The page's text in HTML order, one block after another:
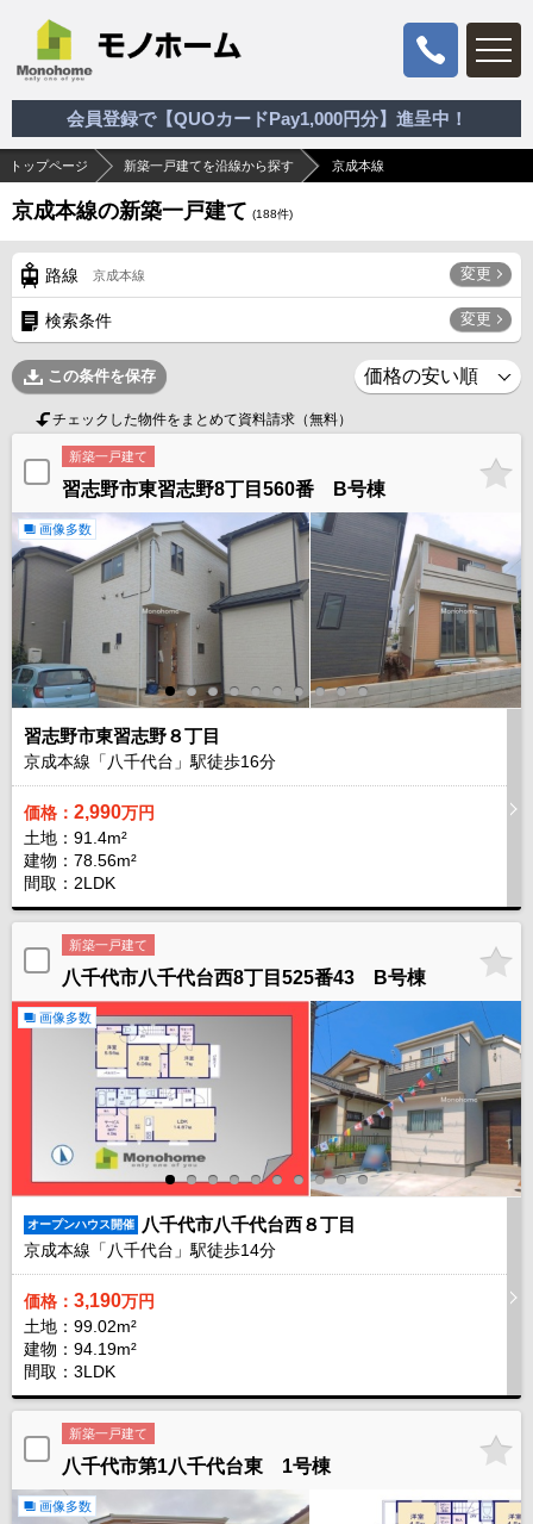
会員登録で【QUOカードPay1,000円分】進呈中！
トップページ 新築一戸建てを沿線から探す 京成本線
京成本線の新築一戸建て (188件)
路線 京成本線 変更
検索条件 変更
この条件を保存
チェックした物件をまとめて資料請求（無料）
新築一戸建て
習志野市東習志野8丁目560番 B号棟
画像多数
習志野市東習志野８丁目
京成本線「八千代台」駅徒歩16分
価格： 2,990万円
土地：91.4m²
建物：78.56m²
間取：2LDK
新築一戸建て
八千代市八千代台西8丁目525番43 B号棟
画像多数
オープンハウス開催 八千代市八千代台西８丁目
京成本線「八千代台」駅徒歩14分
価格： 3,190万円
土地：99.02m²
建物：94.19m²
間取：3LDK
新築一戸建て
八千代市第1八千代台東 1号棟
画像多数